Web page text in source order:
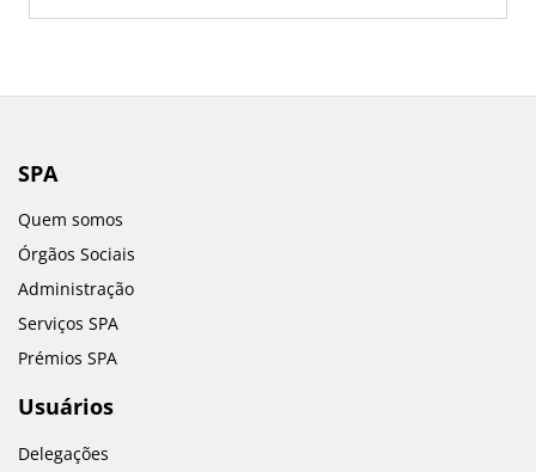
SPA
Quem somos
Órgãos Sociais
Administração
Serviços SPA
Prémios SPA
Usuários
Delegações